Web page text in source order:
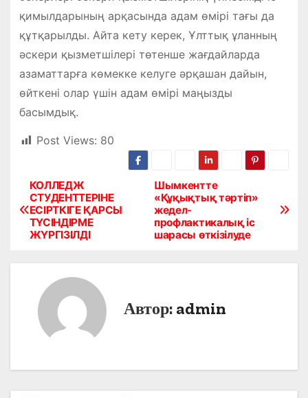
қимылдарының арқасында адам өмірі тағы да
құтқарылды. Айта кету керек, Ұлттық ұланның
әскери қызметшілері төтенше жағдайларда
азаматтарға көмекке келуге әрқашан дайын,
өйткені олар үшін адам өмірі маңызды
басымдық.
Post Views: 80
Н
а
в
Шымкентте
«Құқықтық тәртіп»
жедел-
профлактикалық іс
шарасы өткізілуде
КОЛЛЕДЖ
СТУДЕНТТЕРІНЕ
ЕСІРТКІГЕ ҚАРСЫ
ТҮСІНДІРМЕ
ЖҮРГІЗІЛДІ
Автор: admin